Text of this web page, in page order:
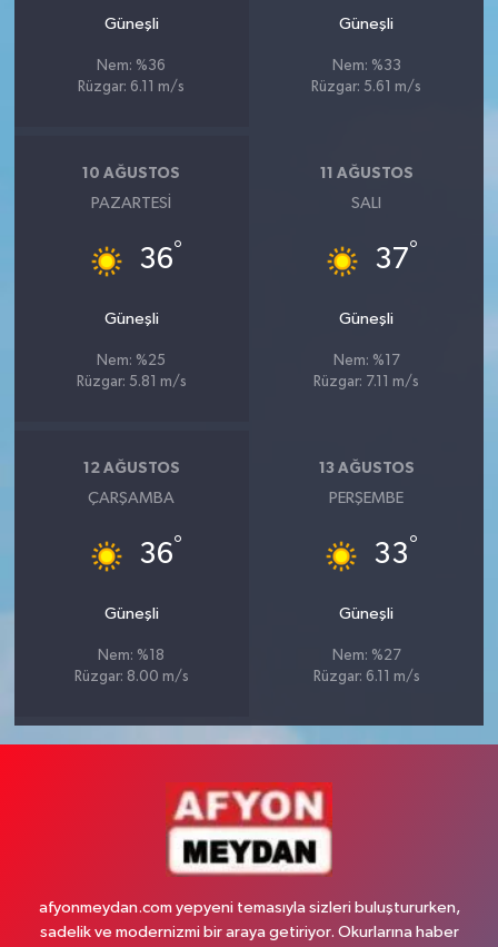
Güneşli
Nem: %36
Rüzgar: 6.11 m/s
Güneşli
Nem: %33
Rüzgar: 5.61 m/s
10 AĞUSTOS
PAZARTESI
36°
Güneşli
Nem: %25
Rüzgar: 5.81 m/s
11 AĞUSTOS
SALI
37°
Güneşli
Nem: %17
Rüzgar: 7.11 m/s
12 AĞUSTOS
ÇARŞAMBA
36°
Güneşli
Nem: %18
Rüzgar: 8.00 m/s
13 AĞUSTOS
PERŞEMBE
33°
Güneşli
Nem: %27
Rüzgar: 6.11 m/s
afyonmeydan.com yepyeni temasıyla sizleri buluştururken,
sadelik ve modernizmi bir araya getiriyor. Okurlarına haber